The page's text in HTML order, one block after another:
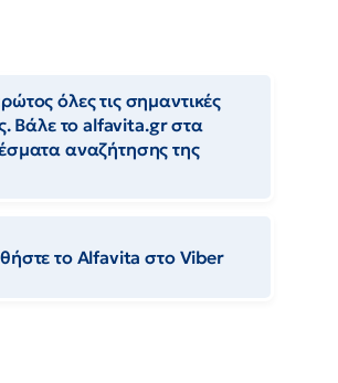
όλες τις σημαντικές
Βάλε το alfavita.gr στα
αναζήτησης της
το Αlfavita στο Viber